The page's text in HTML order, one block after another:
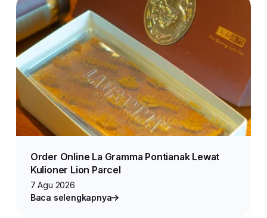
Order Online La Gramma Pontianak Lewat
Kulioner Lion Parcel
7 Agu 2026
Baca selengkapnya